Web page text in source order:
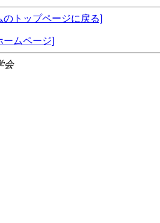
トップページに戻る]
ームページ]
会